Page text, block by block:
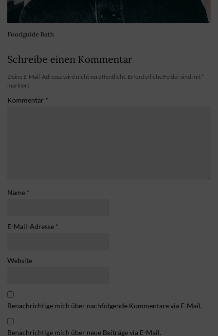
Foodguide Bath
Schreibe einen Kommentar
Deine E-Mail-Adresse wird nicht veröffentlicht. Erforderliche Felder sind mit *
markiert
Kommentar *
Name *
E-Mail-Adresse *
Website
Benachrichtige mich über nachfolgende Kommentare via E-Mail.
Benachrichtige mich über neue Beiträge via E-Mail.